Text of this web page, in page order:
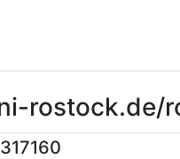
rostock.de/